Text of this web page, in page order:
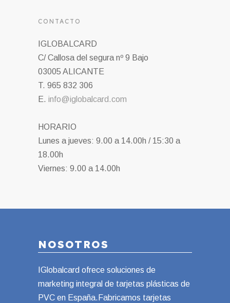
CONTACTO
IGLOBALCARD
C/ Callosa del segura nº 9 Bajo
03005 ALICANTE
T. 965 832 306
E. info@iglobalcard.com
HORARIO
Lunes a jueves: 9.00 a 14.00h / 15:30 a
18.00h
Viernes: 9.00 a 14.00h
NOSOTROS
IGlobalcard ofrece soluciones de
marketing integral de tarjetas plásticas de
PVC en España.Fabricamos tarjetas